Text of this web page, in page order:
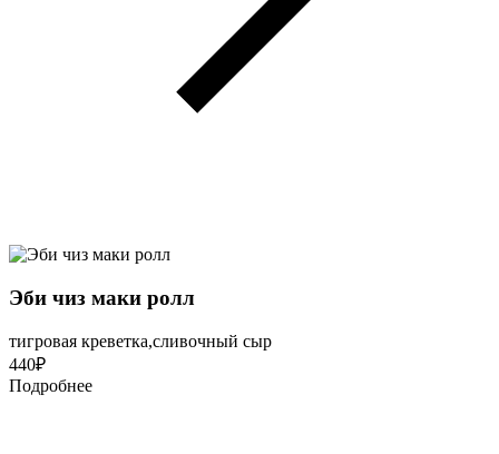
Эби чиз маки ролл
тигровая креветка,сливочный сыр
440₽
Подробнее